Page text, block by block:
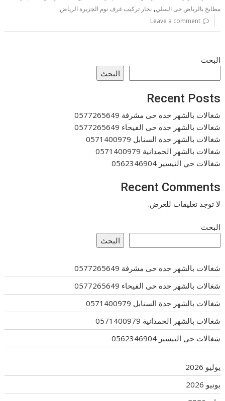
مطابخ بالرياض حى السلي,نجار تركيب غرف نوم الجزيرة الرياض
Leave a comment
البحث
البحث
Recent Posts
شغالات بالشهر جده حى مشرفة 0577265649
شغالات بالشهر جده حى الفيحاء 0577265649
شغالات بالشهر جدة السنابل 0571400979
شغالات بالشهر الحمدانية 0571400979
شغالات حي التيسير 0562346904
Recent Comments
لا توجد تعليقات للعرض.
البحث
البحث
شغالات بالشهر جده حى مشرفة 0577265649
شغالات بالشهر جده حى الفيحاء 0577265649
شغالات بالشهر جدة السنابل 0571400979
شغالات بالشهر الحمدانية 0571400979
شغالات حي التيسير 0562346904
يوليو 2026
يونيو 2026